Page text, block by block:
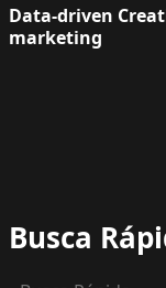
Data-driven
marketing
Busca